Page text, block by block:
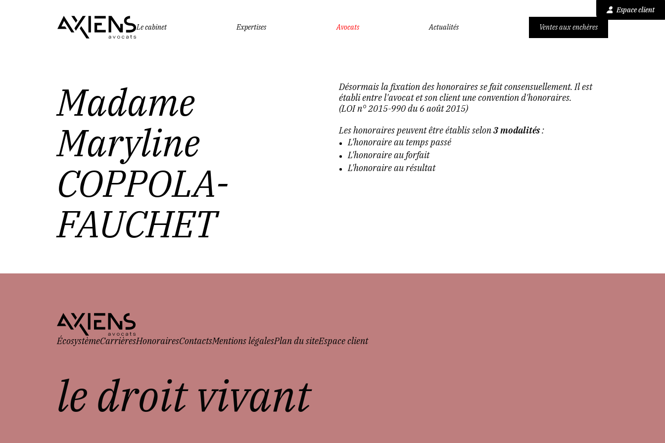
Espace client
Le cabinet
Expertises Avocats Actualités Ventes aux enchères
Madame
Maryline
COPPOLA-
FAUCHET
Désormais la fixation des honoraires se fait consensuellement. Il est
établi entre l'avocat et son client une convention d'honoraires.
(LOI n° 2015-990 du 6 août 2015)
Les honoraires peuvent être établis selon3 modalités:
L'honoraire au temps passé
L'honoraire au forfait
L'honoraire au résultat
ÉcosystèmeCarrièresHonorairesContactsMentions légalesPlan du siteEspace client
le droit vivant